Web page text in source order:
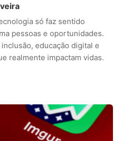
só faz sentido
pessoas e oportunidades.
educação digital e
realmente impactam vidas.